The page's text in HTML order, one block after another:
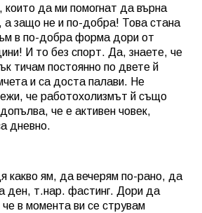
които да ми помогнат да върна
защо не и по-добра! Това стана
в по-добра форма дори от
И то без спорт. Да, знаете, че
тичам постоянно по двете й
и са доста палави. Не
че работохолизмът й също
че е активен човек,
дневно.
какво ям, да вечерям по-рано, да
ден, т.нар. фастинг. Дори да
в момента ви се струвам